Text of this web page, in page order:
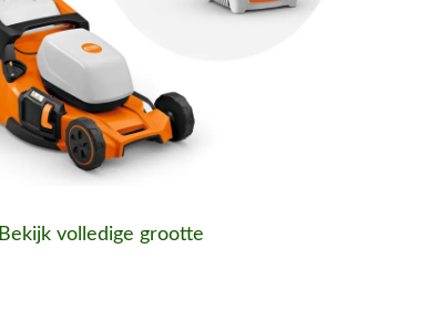
Bekijk volledige grootte